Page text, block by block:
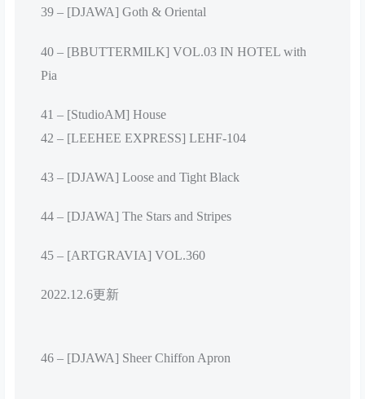
39 – [DJAWA] Goth & Oriental
40 – [BBUTTERMILK] VOL.03 IN HOTEL with
Pia
41 – [StudioAM] House
42 – [LEEHEE EXPRESS] LEHF-104
43 – [DJAWA] Loose and Tight Black
44 – [DJAWA] The Stars and Stripes
45 – [ARTGRAVIA] VOL.360
2022.12.6更新
46 – [DJAWA] Sheer Chiffon Apron